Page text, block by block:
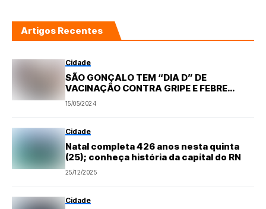
Artigos Recentes
Cidade
SÃO GONÇALO TEM “DIA D” DE
VACINAÇÃO CONTRA GRIPE E FEBRE
AMARELA NO PRÓXIMO SÁBADO
15/05/2024
Cidade
Natal completa 426 anos nesta quinta
(25); conheça história da capital do RN
25/12/2025
Cidade